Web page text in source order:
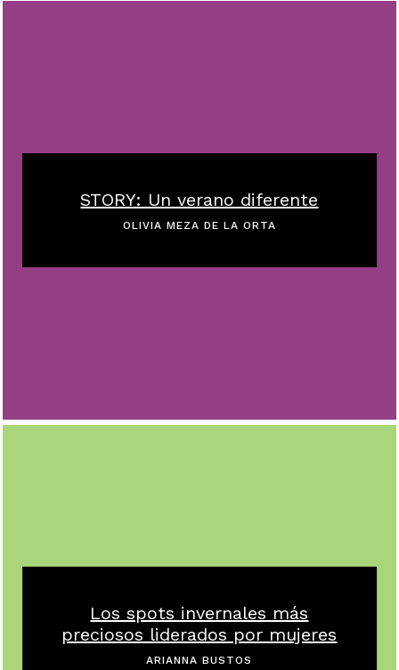
STORY: Un verano diferente
OLIVIA MEZA DE LA ORTA
Los spots invernales más
preciosos liderados por mujeres
ARIANNA BUSTOS